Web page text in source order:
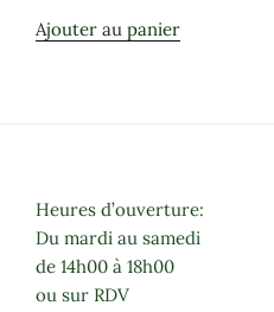
Ajouter au panier
Heures d’ouverture:
Du mardi au samedi
de 14h00 à 18h00
ou sur RDV